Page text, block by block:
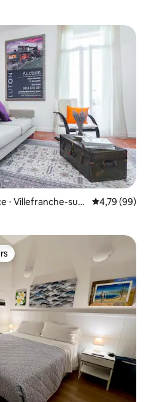
⋅ Villefranche-sur-
Évaluation
4,79 (99)
plus appréciés